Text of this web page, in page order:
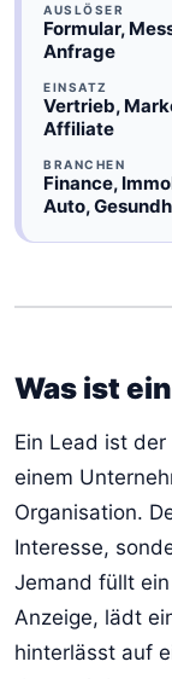
AUSLÖSER
Formular,
Anfrage
EINSATZ
Vertrieb,
Affiliate
BRANCHEN
Finance,
Auto,
Was ist
Ein Lead ist
einem
Organisation.
Interesse,
Jemand füllt
Anzeige, lädt
hinterlässt auf